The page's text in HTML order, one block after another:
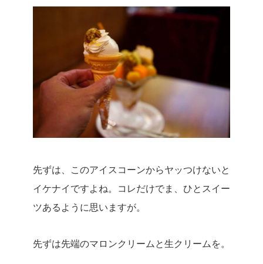
先ずは、このアイスコーンからヤッつけないと
イケナイですよね。
コレだけでま、ひとスイー
ツあるように思いますが。
先ずは先端のマロンクリームと生クリームを。